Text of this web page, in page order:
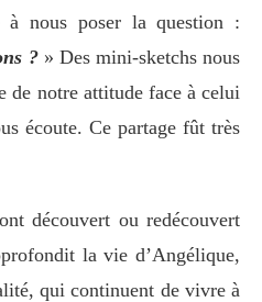
à nous poser la question :
?» Des mini-sketchs nous
de notre attitude face à celui
écoute. Ce partage fût très
découvert ou redécouvert
la vie d’Angélique,
qui continuent de vivre à